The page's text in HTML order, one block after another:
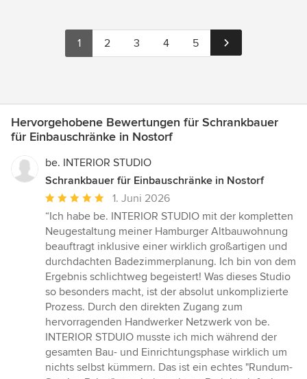
1 2 3 4 5
Hervorgehobene Bewertungen für Schrankbauer
für Einbauschränke in Nostorf
be. INTERIOR STUDIO
Schrankbauer für Einbauschränke in Nostorf
Durchschnittliche
Bewertung:
5
von
5
Sternen
1. Juni 2026
“Ich habe be. INTERIOR STUDIO mit der kompletten
Neugestaltung meiner Hamburger Altbauwohnung
beauftragt inklusive einer wirklich großartigen und
durchdachten Badezimmerplanung. Ich bin von dem
Ergebnis schlichtweg begeistert! Was dieses Studio
so besonders macht, ist der absolut unkomplizierte
Prozess. Durch den direkten Zugang zum
hervorragenden Handwerker Netzwerk von be.
INTERIOR STDUIO musste ich mich während der
gesamten Bau- und Einrichtungsphase wirklich um
nichts selbst kümmern. Das ist ein echtes "Rundum-